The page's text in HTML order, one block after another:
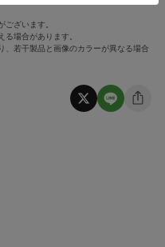
ざいます。
場合があります。
若干製品と画像のカラーが異なる場合